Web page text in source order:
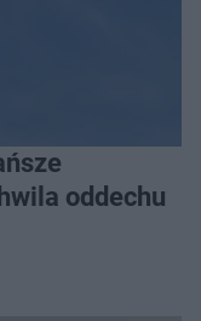
oddechu